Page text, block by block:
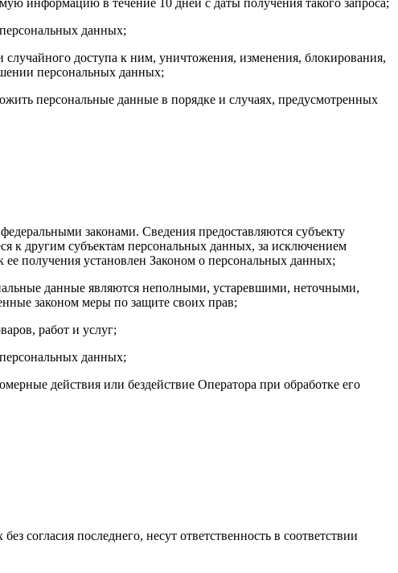
информацию в течение 10 дней с даты получения такого запроса;
данных;
доступа к ним, уничтожения, изменения, блокирования,
персональных данных;
персональные данные в порядке и случаях, предусмотренных
законами. Сведения предоставляются субъекту
к другим субъектам персональных данных, за исключением
получения установлен Законом о персональных данных;
данные являются неполными, устаревшими, неточными,
законом меры по защите своих прав;
работ и услуг;
данных;
действия или бездействие Оператора при обработке его
согласия последнего, несут ответственность в соответствии